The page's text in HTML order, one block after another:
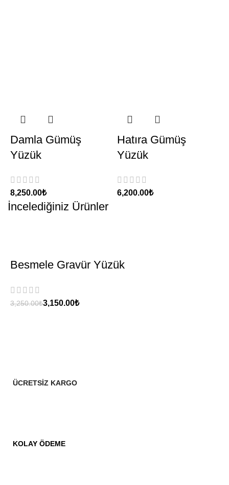
Damla Gümüş
Yüzük
₺
Hatıra Gümüş
Yüzük
₺
İncelediğiniz Ürünler
Besmele Gravür Yüzük
3,250.00₺3,150.00₺
ÜCRETSİZ KARGO
KOLAY ÖDEME